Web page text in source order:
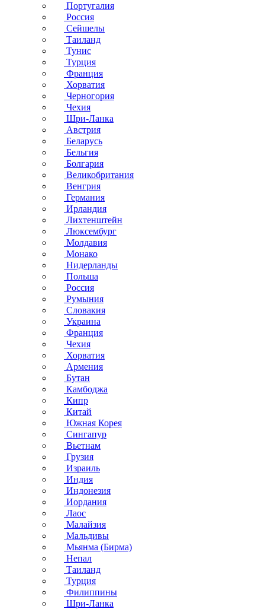
Португалия
Россия
Сейшелы
Таиланд
Тунис
Турция
Франция
Хорватия
Черногория
Чехия
Шри-Ланка
Австрия
Беларусь
Бельгия
Болгария
Великобритания
Венгрия
Германия
Ирландия
Лихтенштейн
Люксембург
Молдавия
Монако
Нидерланды
Польша
Россия
Румыния
Словакия
Украина
Франция
Чехия
Хорватия
Армения
Бутан
Камбоджа
Кипр
Китай
Южная Корея
Сингапур
Вьетнам
Грузия
Израиль
Индия
Индонезия
Иордания
Лаос
Малайзия
Мальдивы
Мьянма (Бирма)
Непал
Таиланд
Турция
Филиппины
Шри-Ланка